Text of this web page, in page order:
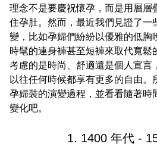
理念不是要慶祝懷孕，而是用層層
住孕肚。然而，最近我們見證了一
變，比如孕婦們紛紛以優雅的低胸
時髦的連身褲甚至短褲來取代寬鬆
考慮的是時尚、舒適還是個人宣言
以往任何時候都享有更多的自由
孕婦裝的演變過程，並看看隨著時
變化吧。
1. 1400 年代 -